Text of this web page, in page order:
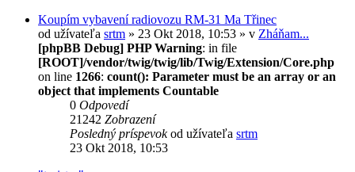
Koupím vybavení radiovozu RM-31 Ma Třinec
od užívateľa srtm » 23 Okt 2018, 10:53 » v Zháňam...
[phpBB Debug] PHP Warning: in file
[ROOT]/vendor/twig/twig/lib/Twig/Extension/Core.php
on line 1266: count(): Parameter must be an array or an
object that implements Countable
0 Odpovedí
21242 Zobrazení
Posledný príspevokod užívateľa srtm
23 Okt 2018, 10:53